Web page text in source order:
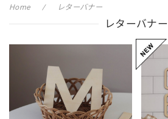
Home レターバナー
レターバナー